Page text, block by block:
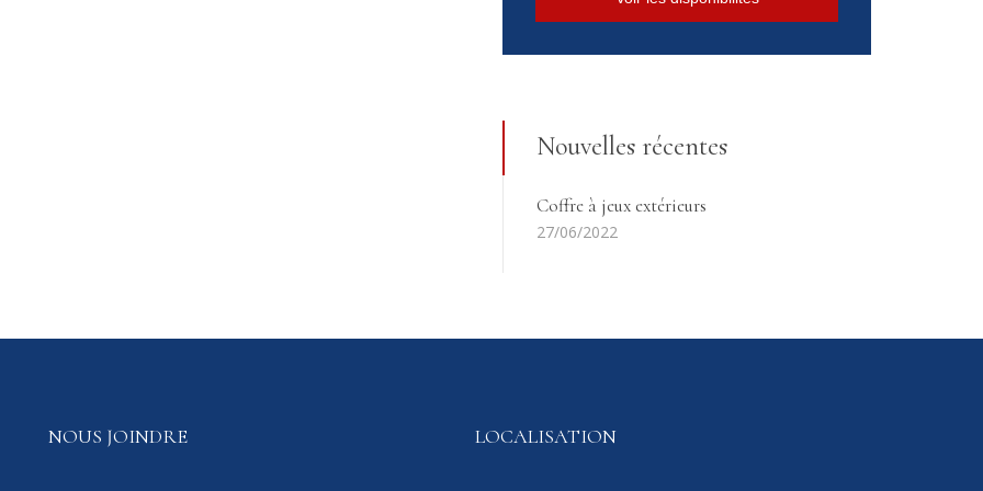
Nouvelles récentes
Coffre à jeux extérieurs
27/06/2022
NOUS JOINDRE LOCALISATION